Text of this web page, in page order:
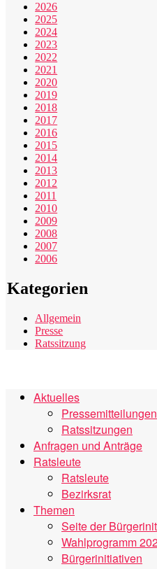
2026
2025
2024
2023
2022
2021
2020
2019
2018
2017
2016
2015
2014
2013
2012
2011
2010
2009
2008
2007
2006
Kategorien
Allgemein
Presse
Ratssitzung
Aktuelles
Pressemitteilungen
Ratssitzungen
Anfragen und Anträge
Ratsleute
Ratsleute
Bezirksrat
Themen
Seite der
Wahlprogramm
Bürgerinitiativen